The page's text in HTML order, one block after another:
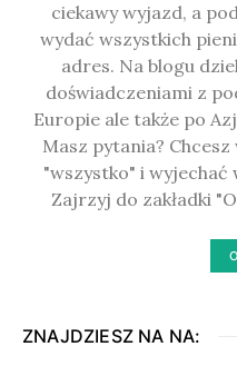
ciekawy wyjazd, a
wydać wszystkich
adres. Na blogu
doświadczeniami z
Europie ale także po
Masz pytania?
"wszystko" i wyjechać
Zajrzyj do zakładki
ZNAJDZIESZ NA NA: